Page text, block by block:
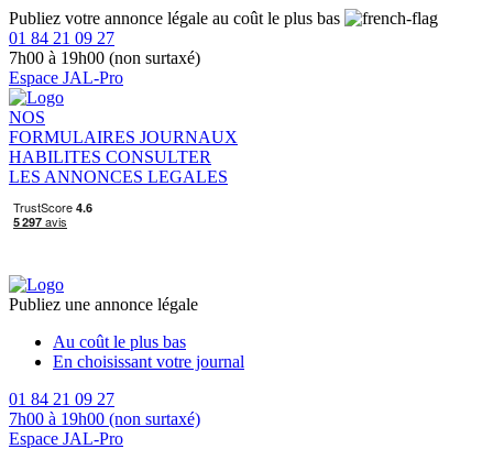
Publiez votre annonce légale au coût le plus bas
01 84 21 09 27
7h00 à 19h00 (non surtaxé)
Espace JAL-Pro
NOS
FORMULAIRES JOURNAUX
HABILITES CONSULTER
LES ANNONCES LEGALES
Publiez une annonce légale
Au coût le plus bas
En choisissant votre journal
01 84 21 09 27
7h00 à 19h00 (non surtaxé)
Espace JAL-Pro